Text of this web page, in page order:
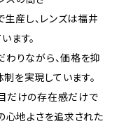
産し、レンズは福井
ます。
わりながら、価格を抑
を実現しています。
だけの存在感だけで
心地よさを追求された